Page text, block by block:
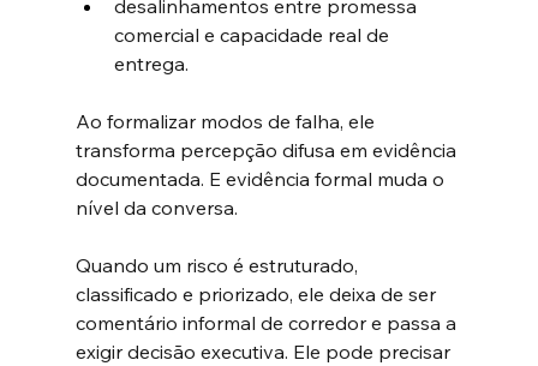
desalinhamentos entre promessa
comercial e capacidade real de
entrega.
Ao formalizar modos de falha, ele
transforma percepção difusa em evidência
documentada. E evidência formal muda o
nível da conversa.
Quando um risco é estruturado,
classificado e priorizado, ele deixa de ser
comentário informal de corredor e passa a
exigir decisão executiva. Ele pode precisar